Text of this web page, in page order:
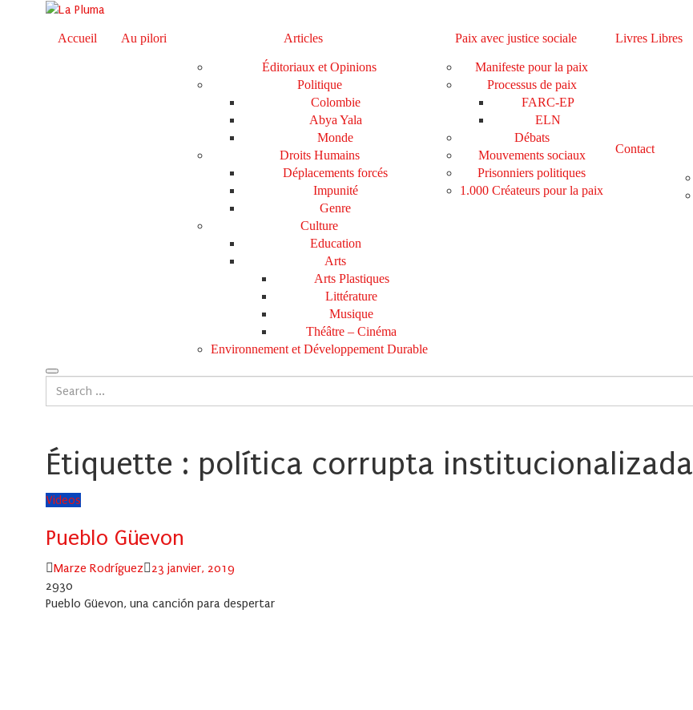
Accueil Au pilori Articles
Éditoriaux et Opinions
Politique
Colombie
Abya Yala
Monde
Droits Humains
Déplacements forcés
Impunité
Genre
Culture
Education
Arts
Arts Plastiques
Littérature
Musique
Théâtre – Cinéma
Environnement et Développement Durable
Paix avec justice sociale
Manifeste pour la paix
Processus de paix
FARC-EP
ELN
Débats
Mouvements sociaux
Prisonniers politiques
1.000 Créateurs pour la paix
Livres Libres
Contact
Étiquette : política corrupta institucionalizada
Videos
Pueblo Güevon
Author
Marze Rodríguez
Posted
23 janvier, 2019
2930
Pueblo Güevon, una canción para despertar